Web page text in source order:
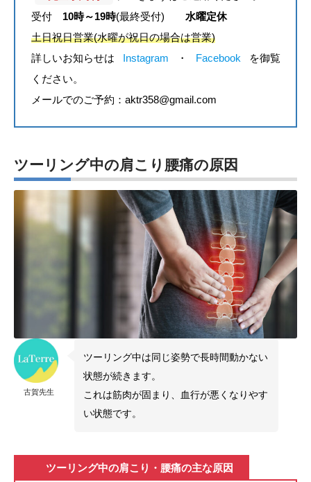
受付 10時～19時(最終受付) 水曜定休
土日祝日営業(水曜が祝日の場合は営業)
詳しいお知らせは
Instagram ・ Facebook
を御覧
ください。
メールでのご予約：aktr358@gmail.com
ツーリング中の肩こり腰痛の原因
古賀先生
ツーリング中は同じ姿勢で長時間動かない
状態が続きます。
これは筋肉が固まり、血行が悪くなりやす
い状態です。
ツーリング中の肩こり・腰痛の主な原因